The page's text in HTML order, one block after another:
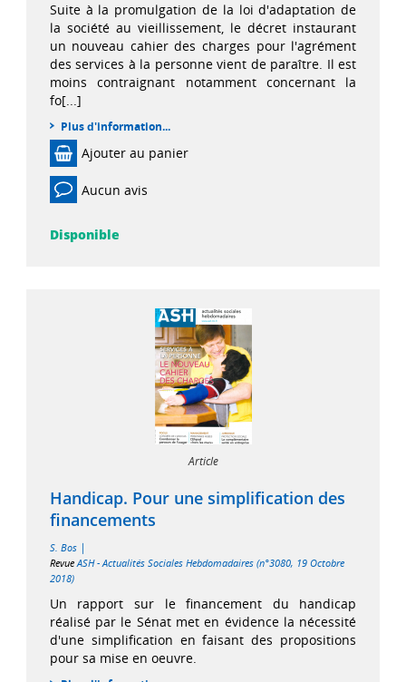
Suite à la promulgation de la loi d'adaptation de
la société au vieillissement, le décret instaurant
un nouveau cahier des charges pour l'agrément
des services à la personne vient de paraître. Il est
moins contraignant notamment concernant la
fo[...]
Plus d'information...
Ajouter au panier
Aucun avis
Disponible
Article
Handicap. Pour une simplification des
financements
S. Bos |
RevueASH - Actualités Sociales Hebdomadaires (n°3080, 19 Octobre
2018)
Un rapport sur le financement du handicap
réalisé par le Sénat met en évidence la nécessité
d'une simplification en faisant des propositions
pour sa mise en oeuvre.